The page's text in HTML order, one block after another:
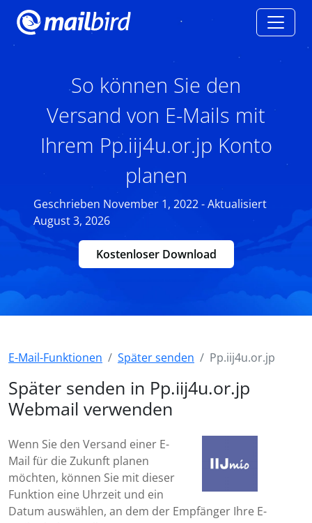
So können Sie den
Versand von E-Mails mit
Ihrem Pp.iij4u.or.jp Konto
planen
Geschrieben November 1, 2022 - Aktualisiert
August 3, 2026
Kostenloser Download
E-Mail-Funktionen Später senden Pp.iij4u.or.jp
Später senden in Pp.iij4u.or.jp
Webmail verwenden
Wenn Sie den Versand einer E-
Mail für die Zukunft planen
möchten, können Sie mit dieser
Funktion eine Uhrzeit und ein
Datum auswählen, an dem der Empfänger Ihre E-